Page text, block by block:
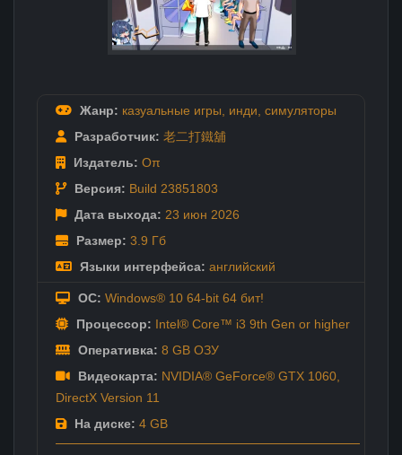
Жанр: казуальные игры инди симуляторы
Разработчик: 老二打鐵舖
Издатель: Oπ
Версия: Build 23851803
Дата выхода: 23 июн 2026
Размер: 3.9 Гб
Языки интерфейса: английский
ОС: Windows® 10 64-bit 64 бит!
Процессор: Intel® Core™ i3 9th Gen or higher
Оперативка: 8 GB ОЗУ
Видеокарта: NVIDIA® GeForce® GTX 1060,
DirectX Version 11
На диске: 4 GB